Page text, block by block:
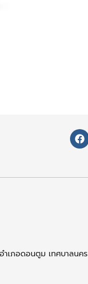
a
c
e
o
เภอดอนตูม เทศบาลนคร